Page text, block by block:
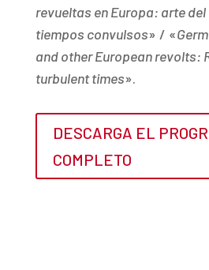
revueltas en Europa: arte
tiempos convulsos» / «
and other European revolts:
turbulent times».
DESCARGA EL
COMPLETO